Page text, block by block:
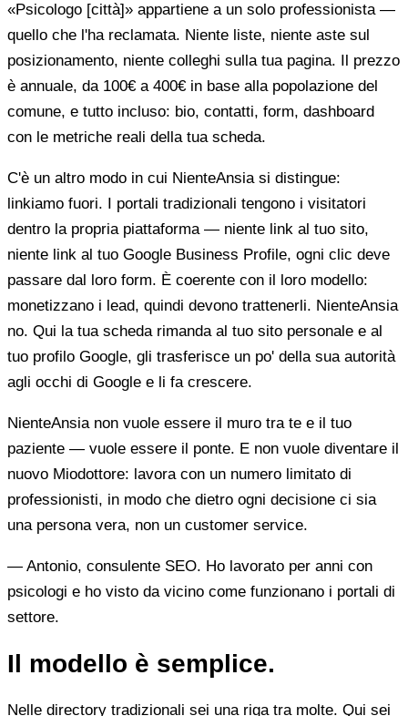
«Psicologo [città]» appartiene a un solo professionista —
quello che l'ha reclamata. Niente liste, niente aste sul
posizionamento, niente colleghi sulla tua pagina. Il prezzo
è annuale, da 100€ a 400€ in base alla popolazione del
comune, e tutto incluso: bio, contatti, form, dashboard
con le metriche reali della tua scheda.
C'è un altro modo in cui NienteAnsia si distingue:
linkiamo fuori. I portali tradizionali tengono i visitatori
dentro la propria piattaforma — niente link al tuo sito,
niente link al tuo Google Business Profile, ogni clic deve
passare dal loro form. È coerente con il loro modello:
monetizzano i lead, quindi devono trattenerli. NienteAnsia
no. Qui la tua scheda rimanda al tuo sito personale e al
tuo profilo Google, gli trasferisce un po' della sua autorità
agli occhi di Google e li fa crescere.
NienteAnsia non vuole essere il muro tra te e il tuo
paziente — vuole essere il ponte. E non vuole diventare il
nuovo Miodottore: lavora con un numero limitato di
professionisti, in modo che dietro ogni decisione ci sia
una persona vera, non un customer service.
— Antonio, consulente SEO. Ho lavorato per anni con
psicologi e ho visto da vicino come funzionano i portali di
settore.
Il modello è semplice.
Nelle directory tradizionali sei una riga tra molte. Qui sei